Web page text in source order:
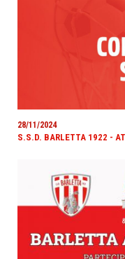
28/11/2024
S.S.D. BARLETTA 1922 -